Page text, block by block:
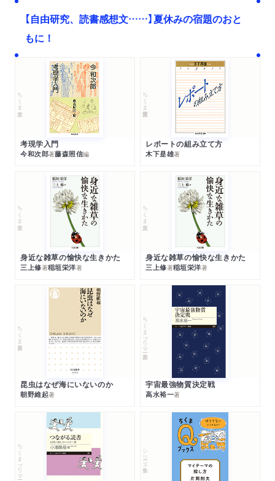
【自由研究、読書感想文……】夏休みの宿題のおと
もに！
ちくま文庫
考現学入門
今和次郎著藤森照信編
ちくま学芸文庫
レポートの組み立て方
木下是雄著
ちくま文庫
身近な雑草の愉快な生きかた
三上修著稲垣栄洋著
ちくま文庫
身近な雑草の愉快な生きかた
三上修著稲垣栄洋著
ちくま新書
昆虫はなぜ海にいないのか
朝野維起著
ちくまプリマー新書
宇宙最強物質決定戦
高水裕一著
ちくまプリマー新書 シリーズ・全集